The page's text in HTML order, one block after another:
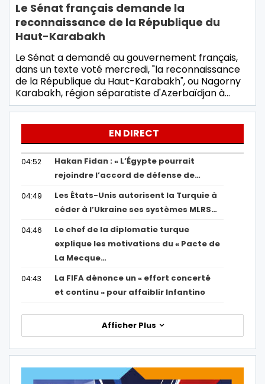
Le Sénat français demande la
reconnaissance de la République du
Haut-Karabakh
Le Sénat a demandé au gouvernement français,
dans un texte voté mercredi, "la reconnaissance
de la République du Haut-Karabakh", ou Nagorny
Karabakh, région séparatiste d'Azerbaïdjan à…
EN DIRECT
04:52
Hakan Fidan : « L’Égypte pourrait
rejoindre l’accord de défense de…
04:49
Les États-Unis autorisent la Turquie à
céder à l’Ukraine ses systèmes MLRS…
04:46
Le chef de la diplomatie turque
explique les motivations du « Pacte de
La Mecque…
04:43
La FIFA dénonce un « effort concerté
et continu » pour affaiblir Infantino
Afficher Plus